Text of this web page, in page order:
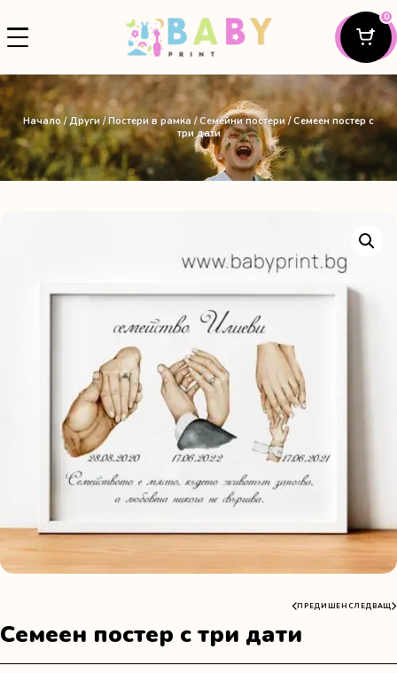
0
Начало /Други/Постери в рамка /Семейни постери/ Семеен постер с
три дати
ПРЕДИШЕН СЛЕДВАЩ
Семеен постер с три дати